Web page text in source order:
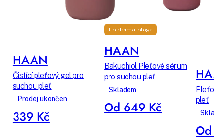
HAAN
Čistící pleťový gel pro
suchou pleť
Prodej ukončen
339 Kč
Tip dermatologa
HAAN
Bakuchiol Pleťové sérum
pro suchou pleť
Skladem
Od 649 Kč
pleť
Od